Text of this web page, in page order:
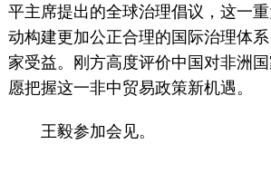
平主席提出的全球治理倡议，这一
动构建更加公正合理的国际治理体
家受益。刚方高度评价中国对非洲国
愿把握这一非中贸易政策新机遇。
王毅参加会见。